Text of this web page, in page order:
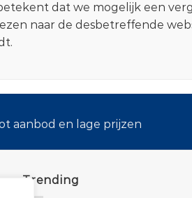
dat we mogelijk een
naar de desbetreffende
aanbod en lage prijzen
Trending